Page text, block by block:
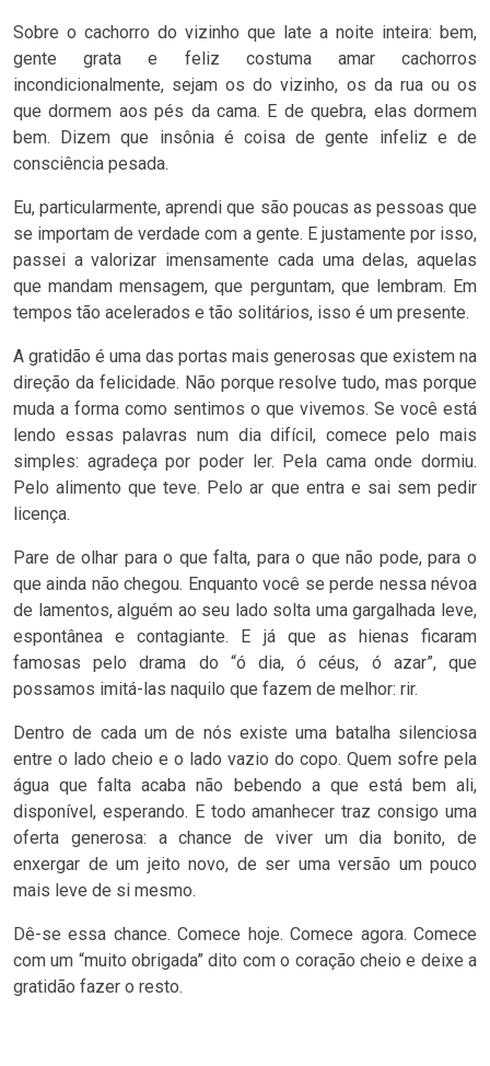
Sobre o cachorro do vizinho que late a noite inteira: bem,
gente grata e feliz costuma amar cachorros
incondicionalmente, sejam os do vizinho, os da rua ou os
que dormem aos pés da cama. E de quebra, elas dormem
bem. Dizem que insônia é coisa de gente infeliz e de
consciência pesada.
Eu, particularmente, aprendi que são poucas as pessoas que
se importam de verdade com a gente. E justamente por isso,
passei a valorizar imensamente cada uma delas, aquelas
que mandam mensagem, que perguntam, que lembram. Em
tempos tão acelerados e tão solitários, isso é um presente.
A gratidão é uma das portas mais generosas que existem na
direção da felicidade. Não porque resolve tudo, mas porque
muda a forma como sentimos o que vivemos. Se você está
lendo essas palavras num dia difícil, comece pelo mais
simples: agradeça por poder ler. Pela cama onde dormiu.
Pelo alimento que teve. Pelo ar que entra e sai sem pedir
licença.
Pare de olhar para o que falta, para o que não pode, para o
que ainda não chegou. Enquanto você se perde nessa névoa
de lamentos, alguém ao seu lado solta uma gargalhada leve,
espontânea e contagiante. E já que as hienas ficaram
famosas pelo drama do “ó dia, ó céus, ó azar”, que
possamos imitá-las naquilo que fazem de melhor: rir.
Dentro de cada um de nós existe uma batalha silenciosa
entre o lado cheio e o lado vazio do copo. Quem sofre pela
água que falta acaba não bebendo a que está bem ali,
disponível, esperando. E todo amanhecer traz consigo uma
oferta generosa: a chance de viver um dia bonito, de
enxergar de um jeito novo, de ser uma versão um pouco
mais leve de si mesmo.
Dê-se essa chance. Comece hoje. Comece agora. Comece
com um “muito obrigada” dito com o coração cheio e deixe a
gratidão fazer o resto.